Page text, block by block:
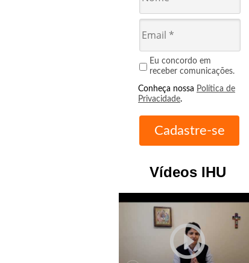
Eu concordo em
receber comunicações.
Conheça nossa Política de
Privacidade.
Vídeos IHU
play_circle_outline